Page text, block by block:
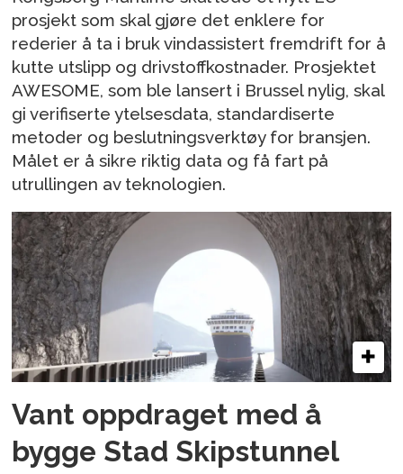
prosjekt som skal gjøre det enklere for
rederier å ta i bruk vindassistert fremdrift for å
kutte utslipp og drivstoffkostnader. Prosjektet
AWESOME, som ble lansert i Brussel nylig, skal
gi verifiserte ytelsesdata, standardiserte
metoder og beslutningsverktøy for bransjen.
Målet er å sikre riktig data og få fart på
utrullingen av teknologien.
Vant oppdraget med å
bygge Stad Skipstunnel